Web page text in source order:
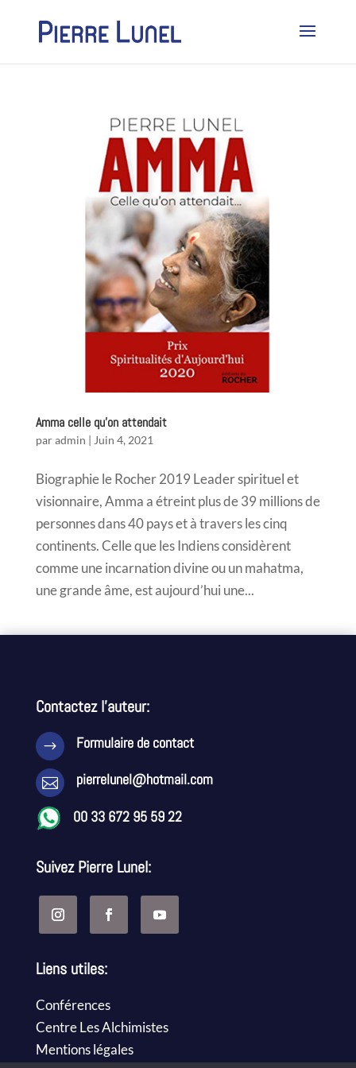
Amma celle qu’on attendait
paradmin | Juin 4, 2021
Biographie le Rocher 2019 Leader spirituel et
visionnaire, Amma a étreint plus de 39 millions de
personnes dans 40 pays et à travers les cinq
continents. Celle que les Indiens considèrent
comme une incarnation divine ou un mahatma,
une grande âme, est aujourd’hui une...
Contactez l’auteur:
$ Formulaire de contact
 pierrelunel@hotmail.com
00 33 672 95 59 22
Suivez Pierre Lunel:
Liens utiles:
Conférences
Centre Les Alchimistes
Mentions légales